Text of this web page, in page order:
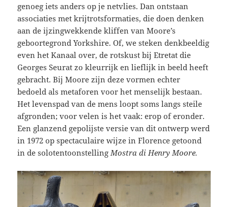
genoeg iets anders op je netvlies. Dan ontstaan
associaties met krijtrotsformaties, die doen denken
aan de ijzingwekkende kliffen van Moore’s
geboortegrond Yorkshire. Of, we steken denkbeeldig
even het Kanaal over, de rotskust bij Etretat die
Georges Seurat zo kleurrijk en lieflijk in beeld heeft
gebracht. Bij Moore zijn deze vormen echter
bedoeld als metaforen voor het menselijk bestaan.
Het levenspad van de mens loopt soms langs steile
afgronden; voor velen is het vaak: erop of eronder.
Een glanzend gepolijste versie van dit ontwerp werd
in 1972 op spectaculaire wijze in Florence getoond
in de solotentoonstellingMostra di Henry Moore.